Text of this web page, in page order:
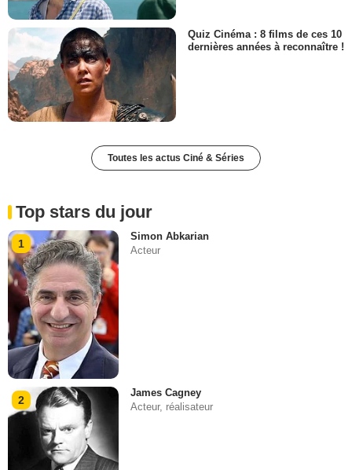
Quiz Cinéma : 8 films de ces 10
dernières années à reconnaître !
Toutes les actus Ciné & Séries
Top stars du jour
1
Simon Abkarian
Acteur
2
James Cagney
Acteur, réalisateur